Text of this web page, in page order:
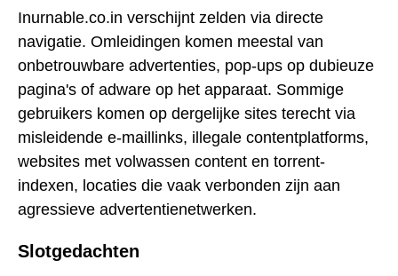
Inurnable.co.in verschijnt zelden via directe
navigatie. Omleidingen komen meestal van
onbetrouwbare advertenties, pop-ups op dubieuze
pagina's of adware op het apparaat. Sommige
gebruikers komen op dergelijke sites terecht via
misleidende e-maillinks, illegale contentplatforms,
websites met volwassen content en torrent-
indexen, locaties die vaak verbonden zijn aan
agressieve advertentienetwerken.
Slotgedachten